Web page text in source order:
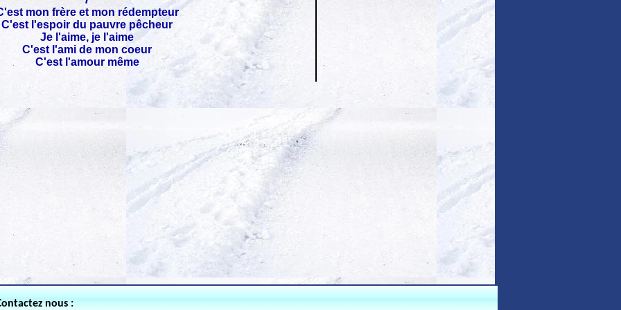
mon frère et mon rédempteur
C'est l'espoir du pauvre pêcheur
Je l'aime, je l'aime
C'est l'ami de mon coeur
C'est l'amour même
nous :